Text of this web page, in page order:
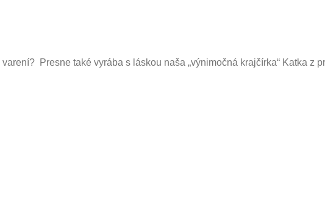
Presne také vyrába s láskou naša „výnimočná krajčírka“ Katka z